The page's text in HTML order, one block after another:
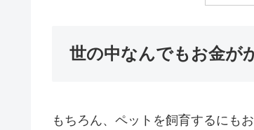
世の中なんでもお金が
もちろん、ペットを飼育するにも